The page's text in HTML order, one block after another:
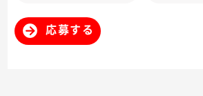
応募する